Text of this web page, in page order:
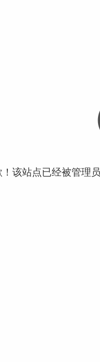
！该站点已经被管理